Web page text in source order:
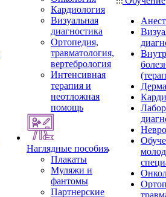
Кардиология
Визуальная
диагностика
Ортопедия,
травматология,
вертебрология
Интенсивная
терапия и
неотложная
помощь
Наглядные пособия
Плакаты
Муляжи и
фантомы
Партнерские